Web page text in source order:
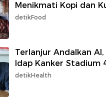
Menikmati Kopi dan
detikFood
Terlanjur Andalkan
Idap Kanker Stadium
detikHealth